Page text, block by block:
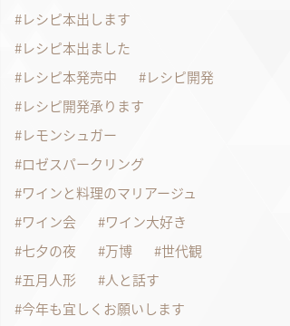
レシピ本出します
レシピ本出ました
レシピ本発売中
レシピ開発
レシピ開発承ります
レモンシュガー
ロゼスパークリング
ワインと料理のマリアージュ
ワイン会
ワイン大好き
七夕の夜
万博
世代観
五月人形
人と話す
今年も宜しくお願いします